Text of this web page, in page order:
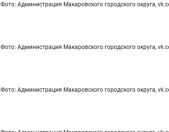
Фото: Администрация Макаровского городского округа,
Фото: Администрация Макаровского городского округа,
Фото: Администрация Макаровского городского округа,